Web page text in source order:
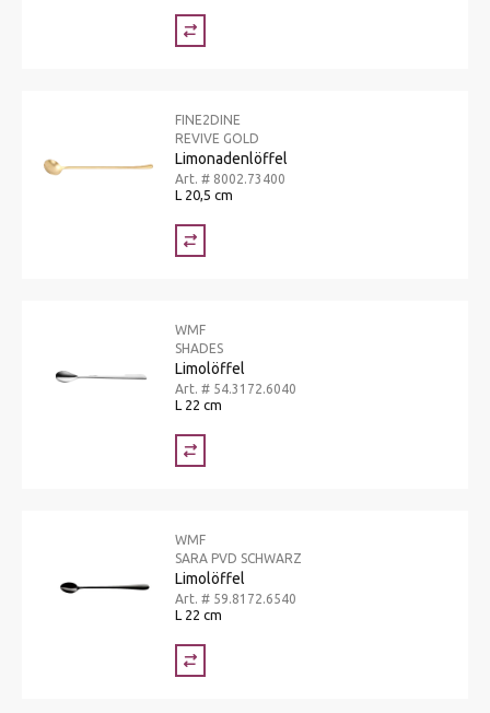
FINE2DINE
REVIVE GOLD
Limonadenlöffel
Art. # 8002.73400
L 20,5 cm
WMF
SHADES
Limolöffel
Art. # 54.3172.6040
L 22 cm
WMF
SARA PVD SCHWARZ
Limolöffel
Art. # 59.8172.6540
L 22 cm